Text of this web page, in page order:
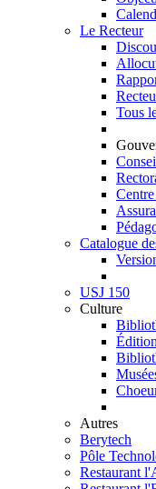
Le Recteur
Tous
Catalogue
USJ 150
Culture
Autres
Berytech
Pôle
Restaurant